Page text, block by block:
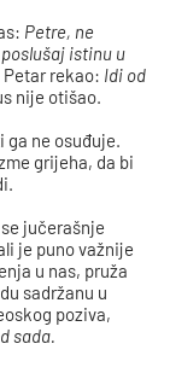
Petre, ne
istinu u
Petar rekao: Idi od
nije otišao.
ne osuđuje.
grijeha, da bi
jučerašnje
je puno važnije
u nas, pruža
sadržanu u
poziva,
sada.